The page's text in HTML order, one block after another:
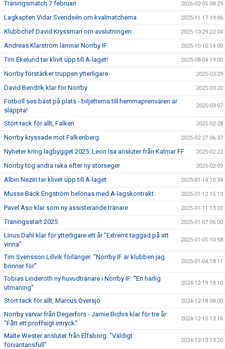
Träningsmatch 7 februari 2026-02-05 08:29
Lagkapten Vidar Svendsén om kvalmatcherna 2025-11-17 19:06
Klubbchef David Kryssman om avslutningen 2025-10-29 22:04
Andreas Klarström lämnar Norrby IF 2025-10-10 14:00
Tim Ekelund tar klivit upp till A-laget! 2025-08-04 19:00
Norrby förstärker truppen ytterligare 2025-03-29
David Bendrik klar för Norrby 2025-03-20
Fotboll ses bäst på plats - biljetterna till hemmapremiären är
släppta!
2025-03-07
Stort tack för allt, Falken 2025-02-28
Norrby kryssade mot Falkenberg 2025-02-27 06:37
Nyheter kring lagbygget 2025: Leon Isa ansluter från Kalmar FF 2025-02-22
Norrby tog andra raka efter ny storseger 2025-02-09
Albin Neziri tar klivet upp till A-laget 2025-01-14 10:34
Musse Bäck Engström belönas med A-lagskontrakt 2025-01-12 15:13
Pavel Aso klar som ny assisterande tränare 2025-01-11 13:03
Träningsstart 2025 2025-01-07 06:00
Linus Dahl klar för ytterligare ett år "Extremt taggad på att
vinna"
2025-01-05 10:58
Tim Svensson Lillvik förlänger: "Norrby IF är klubben jag
brinner för"
2025-01-04 18:11
Tobias Linderoth ny huvudtränare i Norrby IF: "En härlig
utmaning"
2024-12-19 18:10
Stort tack för allt, Marcus Översjö 2024-12-18 08:00
Norrby värvar från Degerfors - Jamie Bichis klar för tre år:
"Fått ett proffsigt intryck"
2024-12-15 13:16
Malte Wester ansluter från Elfsborg: "Väldigt
förväntansfull"
2024-12-13 13:20